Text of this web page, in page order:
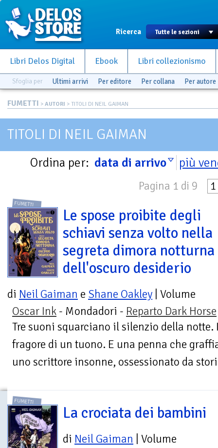
Ricerca
Libri Delos Digital Ebook Libri collezionismo
Sfoglia per Ultimi arrivi Per editore Per collana Per autore
FUMETTI > AUTORI > TITOLI DI NEIL GAIMAN
TITOLI DI NEIL GAIMAN
Ordina per: data di arrivo più
Pagina 1 di 9 1
FUMETTI
Le spose proibite degli
schiavi senza volto nella
segreta dimora notturna
dell'oscuro desiderio
di Neil Gaiman e Shane Oakley | Volume
Oscar Ink - Mondadori - Reparto Dark Horse
Tre suoni squarciano il silenzio della
fragore di un tuono. E una penna che
uno scrittore insonne, ossessionato da
FUMETTI
La crociata dei bambini
di Neil Gaiman | Volume